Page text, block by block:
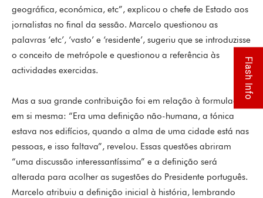
geográfica, económica, etc”, explicou o chefe de Estado aos
jornalistas no final da sessão. Marcelo questionou as
palavras ‘etc’, ‘vasto’ e ‘residente’, sugeriu que se introduzisse
o conceito de metrópole e questionou a referência às
actividades exercidas.
Mas a sua grande contribuição foi em relação à formulação
em si mesma: “Era uma definição não-humana, a tónica
estava nos edifícios, quando a alma de uma cidade está nas
pessoas, e isso faltava”, revelou. Essas questões abriram
“uma discussão interessantíssima” e a definição será
alterada para acolher as sugestões do Presidente português.
Marcelo atribuiu a definição inicial à história, lembrando
Flash Info